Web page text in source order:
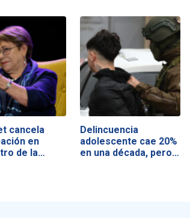
cancela
en
de la…
Delincuencia
adolescente cae 20%
en una década, pero…